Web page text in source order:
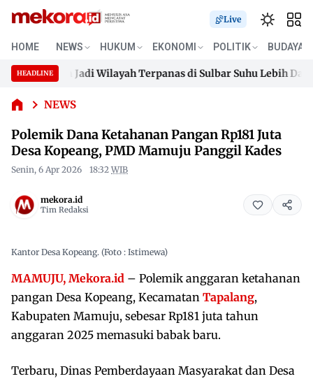
Live
HOME NEWS HUKUM EKONOMI POLITIK BUDAYA
HEADLINE
Polman Jadi Wilayah Terpanas di Sulbar Suhu Lebih Dari 33
Polman Jadi Wilayah Terpanas di Sulbar Suhu Lebih Dari 33
NEWS
Dana
Pangan
Desa
PMD
Mamuju
Panggil
Kades
Polemik Dana Ketahanan Pangan Rp181 Juta
Desa Kopeang, PMD Mamuju Panggil Kades
Senin, 6 Apr 2026 18:32 WIB
mekora.id
Tim Redaksi
Kantor Desa Kopeang. (Foto : Istimewa)
MAMUJU, Mekora.id – Polemik anggaran ketahanan
pangan Desa Kopeang, Kecamatan Tapalang,
Kabupaten Mamuju, sebesar Rp181 juta tahun
anggaran 2025 memasuki babak baru.
Terbaru, Dinas Pemberdayaan Masyarakat dan Desa